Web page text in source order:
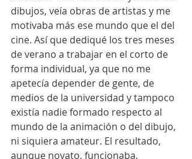
dibujos, veía obras de artistas y me
motivaba más ese mundo que el del
cine. Así que dediqué los tres meses
de verano a trabajar en el corto de
forma individual, ya que no me
apetecía depender de gente, de
medios de la universidad y tampoco
existía nadie formado respecto al
mundo de la animación o del dibujo,
ni siquiera amateur. El resultado,
aunque novato, funcionaba,